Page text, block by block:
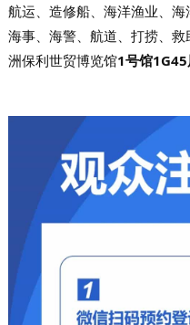
航运、造修船、海洋渔业、海
海事、海警、航道、打捞、
洲保利世贸博览馆1号馆1G45